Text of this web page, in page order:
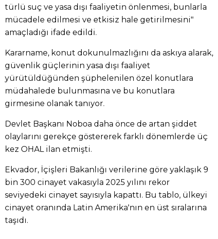
türlü suç ve yasa dışı faaliyetin önlenmesi, bunlarla
mücadele edilmesi ve etkisiz hale getirilmesini"
amaçladığı ifade edildi.
Kararname, konut dokunulmazlığını da askıya alarak,
güvenlik güçlerinin yasa dışı faaliyet
yürütüldüğünden şüphelenilen özel konutlara
müdahalede bulunmasına ve bu konutlara
girmesine olanak tanıyor.
Devlet Başkanı Noboa daha önce de artan şiddet
olaylarını gerekçe göstererek farklı dönemlerde üç
kez OHAL ilan etmişti.
Ekvador, İçişleri Bakanlığı verilerine göre yaklaşık 9
bin 300 cinayet vakasıyla 2025 yılını rekor
seviyedeki cinayet sayısıyla kapattı. Bu tablo, ülkeyi
cinayet oranında Latin Amerika'nın en üst sıralarına
taşıdı.